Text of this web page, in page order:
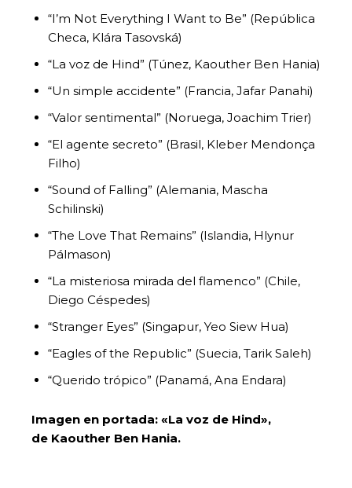
“I’m Not Everything I Want to Be” (República
Checa, Klára Tasovská)
“La voz de Hind” (Túnez, Kaouther Ben Hania)
“Un simple accidente” (Francia, Jafar Panahi)
“Valor sentimental” (Noruega, Joachim Trier)
“El agente secreto” (Brasil, Kleber Mendonça
Filho)
“Sound of Falling” (Alemania, Mascha
Schilinski)
“The Love That Remains” (Islandia, Hlynur
Pálmason)
“La misteriosa mirada del flamenco” (Chile,
Diego Céspedes)
“Stranger Eyes” (Singapur, Yeo Siew Hua)
“Eagles of the Republic” (Suecia, Tarik Saleh)
“Querido trópico” (Panamá, Ana Endara)
Imagen en portada: «La voz de Hind»,
de Kaouther Ben Hania.